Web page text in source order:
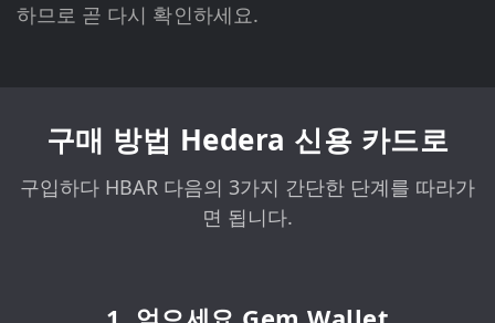
하므로 곧 다시 확인하세요.
구매 방법 Hedera 신용 카드로
구입하다 HBAR 다음의 3가지 간단한 단계를 따라가
면 됩니다.